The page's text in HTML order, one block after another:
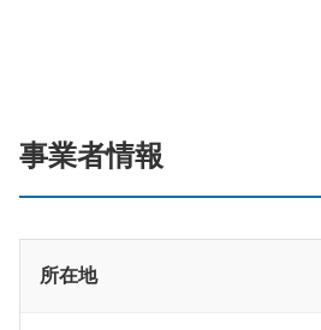
事業者情報
所在地